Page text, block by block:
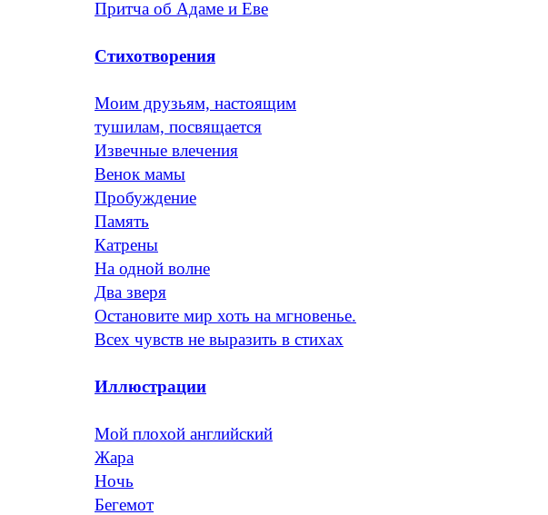
Притча об Адаме и Еве
Стихотворения
Моим друзьям, настоящим
тушилам, посвящается
Извечные влечения
Венок мамы
Пробуждение
Память
Катрены
На одной волне
Два зверя
Остановите мир хоть на мгновенье.
Всех чувств не выразить в стихах
Иллюстрации
Мой плохой английский
Жара
Ночь
Бегемот